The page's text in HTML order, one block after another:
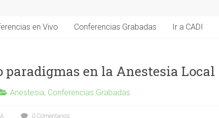
en Vivo Conferencias Grabadas Ir a CADI
paradigmas en la Anestesia Local
Anestesia, Conferencias Grabadas
0 Comentarios